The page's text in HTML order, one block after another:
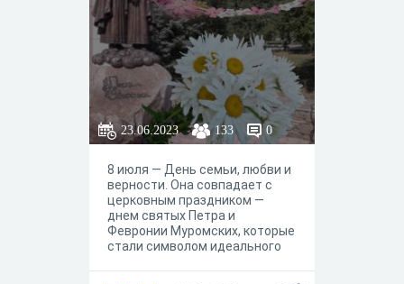
23.06.2023 133 0
8 июля — День семьи, любви и
верности. Она совпадает с
церковным праздником —
днем святых Петра и
Февронии Муромских, которые
стали символом идеального